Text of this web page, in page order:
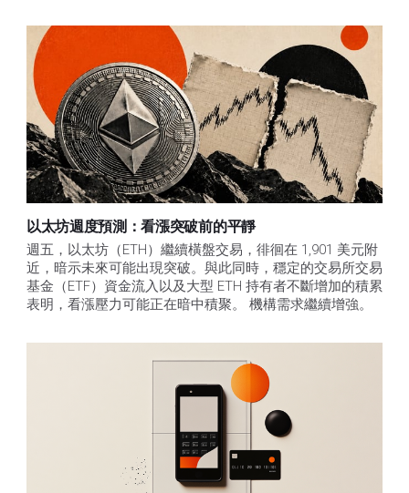
以太坊週度預測：看漲突破前的平靜
週五，以太坊（ETH）繼續橫盤交易，徘徊在 1,901 美元附
近，暗示未來可能出現突破。與此同時，穩定的交易所交易
基金（ETF）資金流入以及大型 ETH 持有者不斷增加的積累
表明，看漲壓力可能正在暗中積聚。 機構需求繼續增強。